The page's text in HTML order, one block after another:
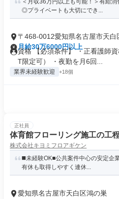
＜月収36万円以上も可能！＞有給
◎プライベートも大切にでき...
〒468-0012愛知県名古屋市天白
月給30万6000円以上
資格 【必須条件】 ・正看護師
T限定可） ・夜勤を月6回...
業界未経験歓迎 +18個
正社員
体育館フローリング施工の工
株式会社キヨミフロアギケン
◼️未経験OK■公共案件中心の安定企
有休も取得しやすく連休...
愛知県名古屋市天白区鴻の巣